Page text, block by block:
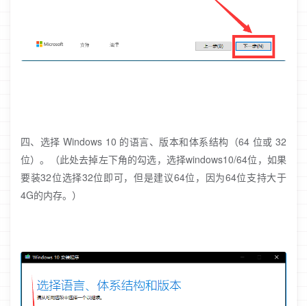
四、选择 Windows 10 的语言、版本和体系结构（64 位或 32
位）。（此处去掉左下角的勾选，选择windows10/64位，如果
要装32位选择32位即可，但是建议64位，因为64位支持大于
4G的内存。）